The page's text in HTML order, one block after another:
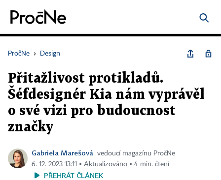
PročNe › Design
Přitažlivost protikladů.
Šéfdesignér Kia nám vyprávěl
o své vizi pro budoucnost
značky
Gabriela Marešová
vedoucí magazínu PročNe
6. 12. 2023 13:11 ▪ Aktualizováno ▪ 4 min. čtení
PŘEHRÁT ČLÁNEK